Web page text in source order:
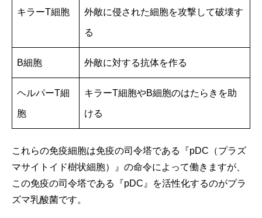
キラーT細胞 外敵に侵された細胞を攻撃して破壊す
る
B細胞 外敵に対する抗体を作る
ヘルパーT細
胞
キラーT細胞やB細胞のはたらきを助
ける
これらの免疫細胞は免疫の司令塔である『pDC（プラズ
マサイトイド樹状細胞）』の命令によって働きますが、
この免疫の司令塔である『pDC』を活性化するのがプラ
ズマ乳酸菌です。